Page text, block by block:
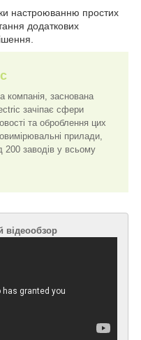
настроюванню простих
додаткових
компанія, заснована
зачіпає сфери
та оброблення цих
прилади,
200 заводів у всьому
відеообзор